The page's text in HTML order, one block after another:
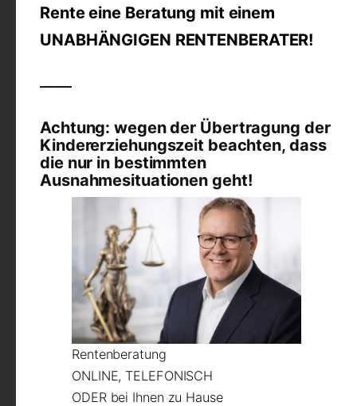
Rente eine Beratung mit einem
UNABHÄNGIGEN RENTENBERATER!
——
Achtung: wegen der Übertragung der
Kindererziehungszeit beachten, dass
die nur in bestimmten
Ausnahmesituationen geht!
Rentenberatung
ONLINE, TELEFONISCH
ODER bei Ihnen zu Hause